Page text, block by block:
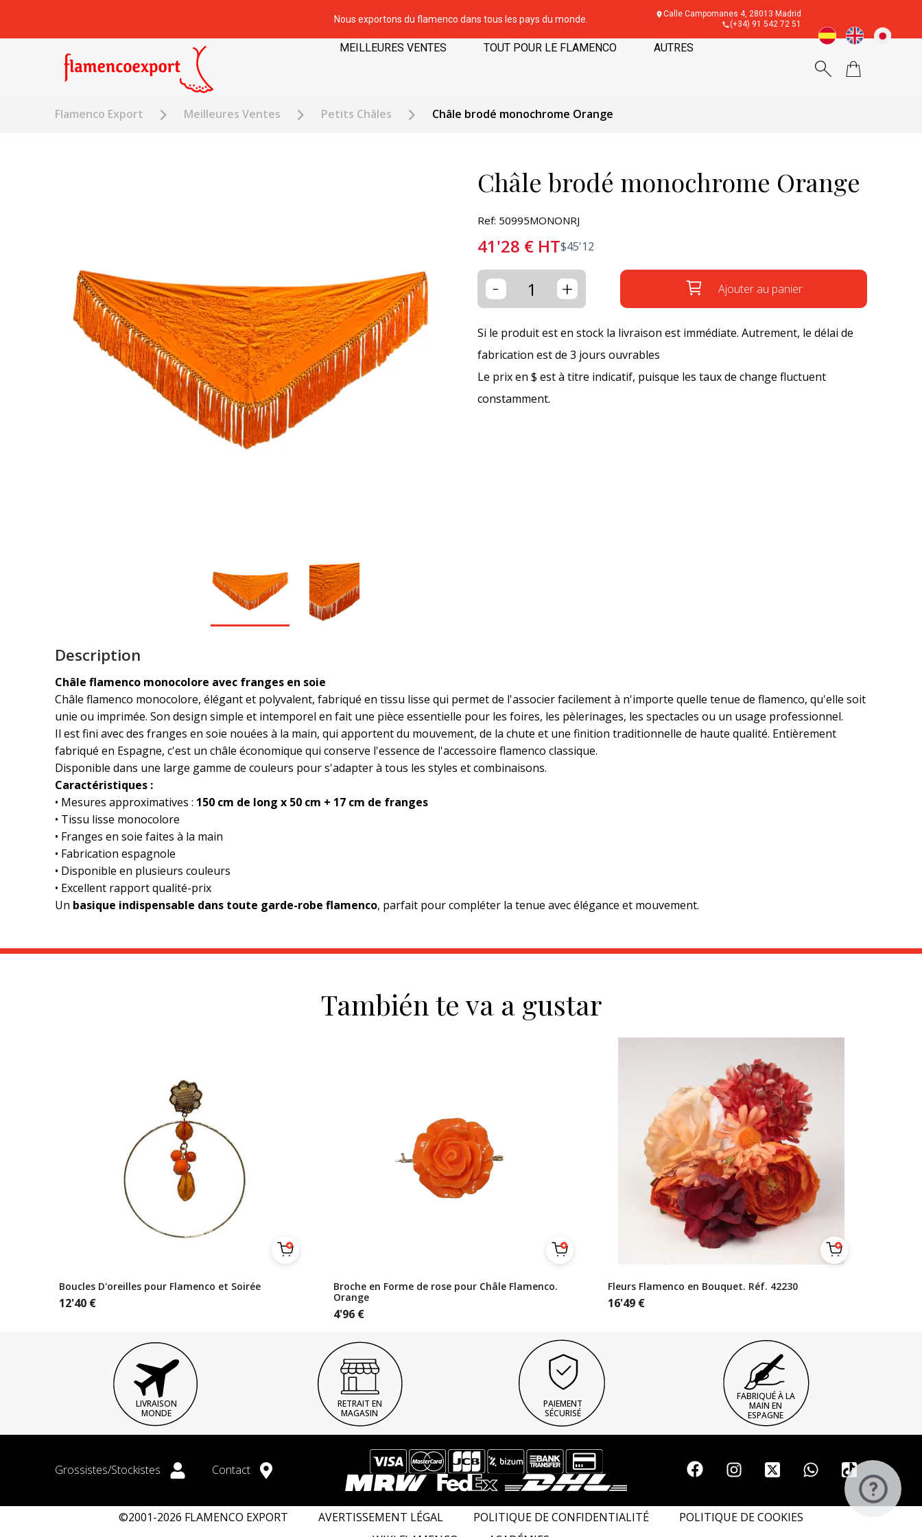
Nous exportons du flamenco dans tous les pays du monde.
Calle Campomanes 4, 28013 Madrid
(+34) 91 542 72 51
MEILLEURES VENTES TOUT POUR LE FLAMENCO AUTRES
Flamenco Export Meilleures Ventes Petits Châles Châle brodé monochrome Orange
Châle brodé monochrome Orange
Ref: 50995MONONRJ
41'28 € HT$45'12
- + Ajouter au panier
Si le produit est en stock la livraison est immédiate. Autrement, le délai de
fabrication est de 3 jours ouvrables
Le prix en $ est à titre indicatif, puisque les taux de change fluctuent
constamment.
Description
Châle flamenco monocolore avec franges en soie
Châle flamenco monocolore, élégant et polyvalent, fabriqué en tissu lisse qui permet de l'associer facilement à n'importe quelle tenue de flamenco, qu'elle soit
unie ou imprimée. Son design simple et intemporel en fait une pièce essentielle pour les foires, les pèlerinages, les spectacles ou un usage professionnel.
Il est fini avec des franges en soie nouées à la main, qui apportent du mouvement, de la chute et une finition traditionnelle de haute qualité. Entièrement
fabriqué en Espagne, c'est un châle économique qui conserve l'essence de l'accessoire flamenco classique.
Disponible dans une large gamme de couleurs pour s'adapter à tous les styles et combinaisons.
Caractéristiques :
• Mesures approximatives : 150 cm de long x 50 cm + 17 cm de franges
• Tissu lisse monocolore
• Franges en soie faites à la main
• Fabrication espagnole
• Disponible en plusieurs couleurs
• Excellent rapport qualité-prix
Un basique indispensable dans toute garde-robe flamenco, parfait pour compléter la tenue avec élégance et mouvement.
También te va a gustar
Boucles D'oreilles pour Flamenco et Soirée
12'40 €
Broche en Forme de rose pour Châle Flamenco.
Orange
4'96 €
Fleurs Flamenco en Bouquet. Réf. 42230
16'49 €
LIVRAISON
MONDE
RETRAIT EN
MAGASIN
PAIEMENT
SÉCURISÉ
FABRIQUÉ À LA
MAIN EN
ESPAGNE
Grossistes/Stockistes Contact
©2001-2026 FLAMENCO EXPORT AVERTISSEMENT LÉGAL POLITIQUE DE CONFIDENTIALITÉ
POLITIQUE DE COOKIES